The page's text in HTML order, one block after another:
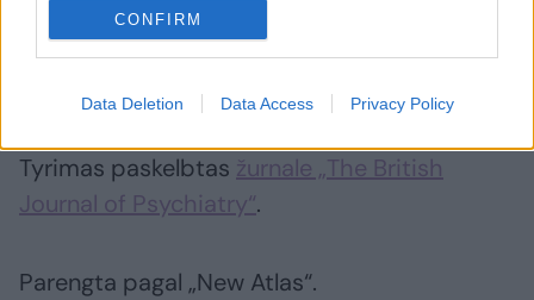
CONFIRM
Data Deletion Data Access Privacy Policy
padėtų diagnozuoti kaip alternatyva, kuri yra
greita, nebrangi ir nereikalauja minimalių
Tyrimas paskelbtas žurnale „The British
Journal of Psychiatry“.
Parengta pagal „New Atlas“.